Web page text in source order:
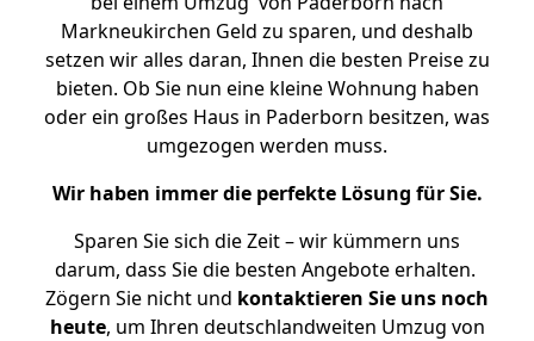
Markneukirchen Geld zu sparen, und deshalb
setzen wir alles daran, Ihnen die besten Preise zu
bieten. Ob Sie nun eine kleine Wohnung haben
oder ein großes Haus in Paderborn besitzen, was
umgezogen werden muss.
Wir haben immer die perfekte Lösung für Sie.
Sparen Sie sich die Zeit – wir kümmern uns
darum, dass Sie die besten Angebote erhalten.
Zögern Sie nicht und kontaktieren Sie uns noch
heute, um Ihren deutschlandweiten Umzug von